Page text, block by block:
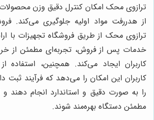
ترازوی محک امکان کنترل دقیق وزن
از هدررفت مواد اولیه جلوگیری می‌کند.
ترازوی محک از طریق فروشگاه تجهیزات با
خدمات پس از فروش، تجربه‌ای مطمئن از
کاربران ایجاد می‌کند. همچنین، استفاده
کاربران این امکان را می‌دهد که فرآیند ثبت
را به صورت دقیق و استاندارد انجام دهند و
مطمئن دستگاه بهره‌مند شوند.